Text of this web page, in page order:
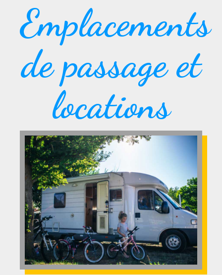
Emplacements
de passage et
locations